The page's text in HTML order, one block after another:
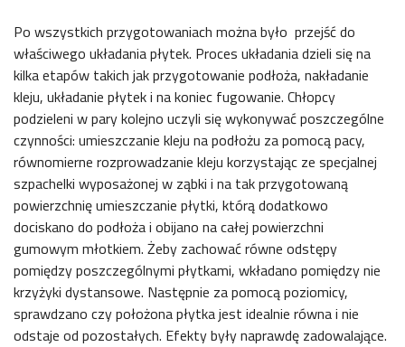
Po wszystkich przygotowaniach można było przejść do
właściwego układania płytek. Proces układania dzieli się na
kilka etapów takich jak przygotowanie podłoża, nakładanie
kleju, układanie płytek i na koniec fugowanie. Chłopcy
podzieleni w pary kolejno uczyli się wykonywać poszczególne
czynności: umieszczanie kleju na podłożu za pomocą pacy,
równomierne rozprowadzanie kleju korzystając ze specjalnej
szpachelki wyposażonej w ząbki i na tak przygotowaną
powierzchnię umieszczanie płytki, którą dodatkowo
dociskano do podłoża i obijano na całej powierzchni
gumowym młotkiem. Żeby zachować równe odstępy
pomiędzy poszczególnymi płytkami, wkładano pomiędzy nie
krzyżyki dystansowe. Następnie za pomocą poziomicy,
sprawdzano czy położona płytka jest idealnie równa i nie
odstaje od pozostałych. Efekty były naprawdę zadowalające.